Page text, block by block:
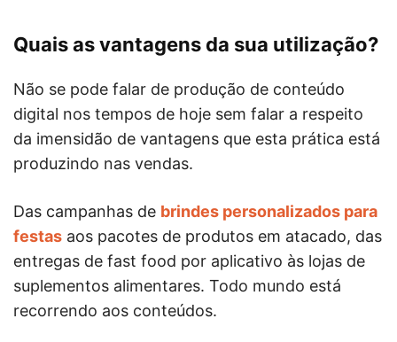
Quais as vantagens da sua utilização?
Não se pode falar de produção de conteúdo
digital nos tempos de hoje sem falar a respeito
da imensidão de vantagens que esta prática está
produzindo nas vendas.
Das campanhas de brindes personalizados para
festas aos pacotes de produtos em atacado, das
entregas de fast food por aplicativo às lojas de
suplementos alimentares. Todo mundo está
recorrendo aos conteúdos.